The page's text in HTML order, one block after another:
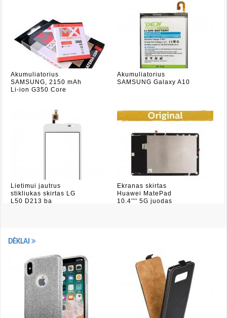
Akumuliatorius
SAMSUNG, 2150 mAh
Li-ion G350 Core
Akumuliatorius
SAMSUNG Galaxy A10
Lietimui jautrus
stikliukas skirtas LG
L50 D213 ba
Ekranas skirtas
Huawei MatePad
10.4'''' 5G juodas
DĖKLAI